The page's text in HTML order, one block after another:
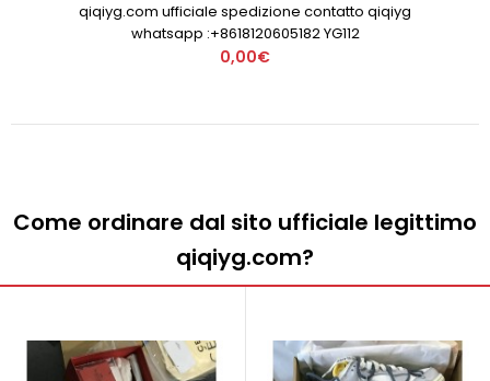
qiqiyg.com ufficiale spedizione contatto qiqiyg
whatsapp :+8618120605182 YG112
0,00€
Come ordinare dal sito ufficiale legittimo
qiqiyg.com?